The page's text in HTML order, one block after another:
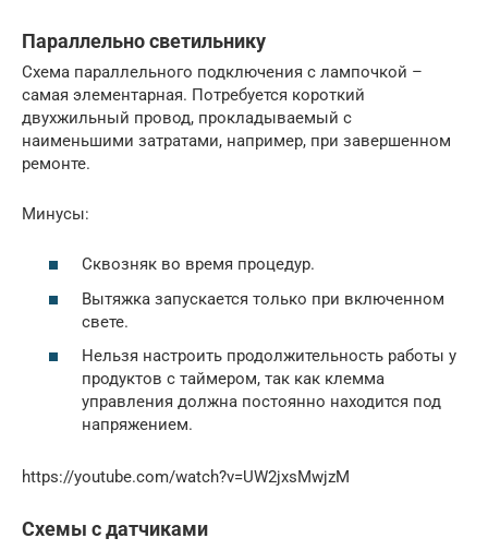
Параллельно светильнику
Схема параллельного подключения с лампочкой –
самая элементарная. Потребуется короткий
двухжильный провод, прокладываемый с
наименьшими затратами, например, при завершенном
ремонте.
Минусы:
Сквозняк во время процедур.
Вытяжка запускается только при включенном
свете.
Нельзя настроить продолжительность работы у
продуктов с таймером, так как клемма
управления должна постоянно находится под
напряжением.
https://youtube.com/watch?v=UW2jxsMwjzM
Схемы с датчиками